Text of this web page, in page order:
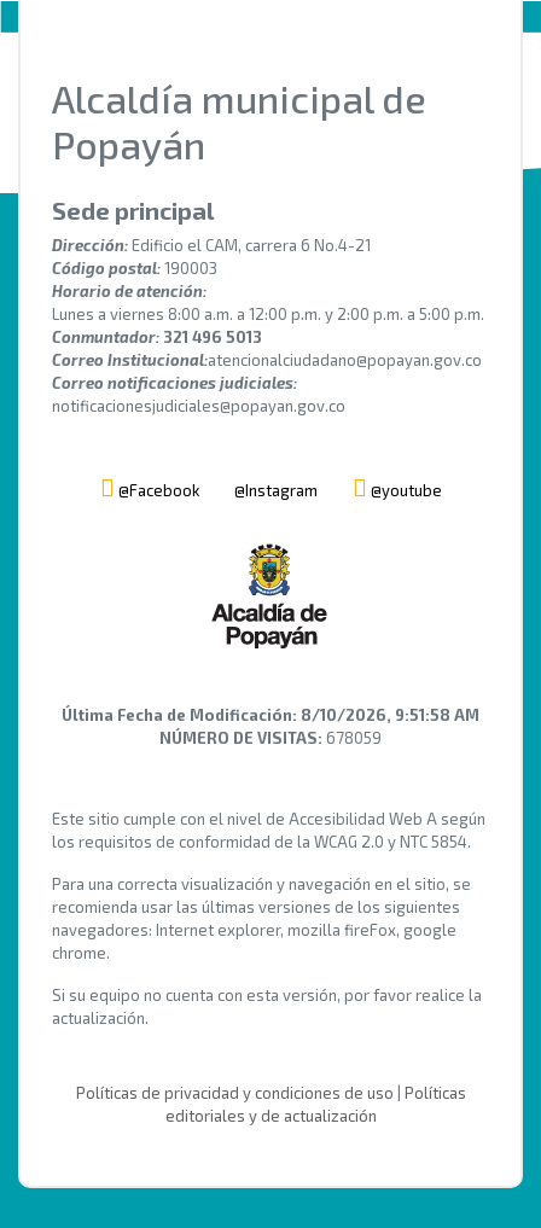
Alcaldía municipal de
Popayán
Sede principal
Dirección: Edificio el CAM, carrera 6 No.4-21
Código postal:190003
Horario de atención:
Lunes a viernes 8:00 a.m. a 12:00 p.m. y 2:00 p.m. a 5:00 p.m.
Conmuntador: 321 496 5013
Correo Institucional:atencionalciudadano@popayan.gov.co
Correo notificaciones judiciales:
notificacionesjudiciales@popayan.gov.co
@Facebook @Instagram @youtube
Última Fecha de Modificación: 8/10/2026, 9:51:58 AM
NÚMERO DE VISITAS: 678059
Este sitio cumple con el nivel de Accesibilidad Web A según
los requisitos de conformidad de la WCAG 2.0 y NTC 5854.
Para una correcta visualización y navegación en el sitio, se
recomienda usar las últimas versiones de los siguientes
navegadores: Internet explorer, mozilla fireFox, google
chrome.
Si su equipo no cuenta con esta versión, por favor realice la
actualización.
Políticas de privacidad y condiciones de uso
Políticas
editoriales y de actualización